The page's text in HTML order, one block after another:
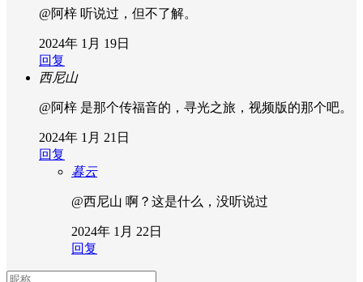
@阿梓 听说过，但不了解。
2024年 1月 19日
回复
西尼山
@阿梓 是那个传福音的，寻光之旅，视频版的那个吧。
2024年 1月 21日
回复
暮云
@西尼山 啊？这是什么，没听说过
2024年 1月 22日
回复